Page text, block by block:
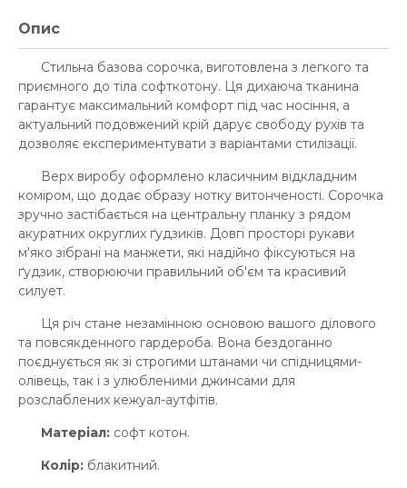
Опис
Стильна базова сорочка, виготовлена з легкого та
приємного до тіла софткотону. Ця дихаюча тканина
гарантує максимальний комфорт під час носіння, а
актуальний подовжений крій дарує свободу рухів та
дозволяє експериментувати з варіантами стилізації.
Верх виробу оформлено класичним відкладним
коміром, що додає образу нотку витонченості. Сорочка
зручно застібається на центральну планку з рядом
акуратних округлих ґудзиків. Довгі просторі рукави
м'яко зібрані на манжети, які надійно фіксуються на
ґудзик, створюючи правильний об'єм та красивий
силует.
Ця річ стане незамінною основою вашого ділового
та повсякденного гардероба. Вона бездоганно
поєднується як зі строгими штанами чи спідницями-
олівець, так і з улюбленими джинсами для
розслаблених кежуал-аутфітів.
Матеріал: софт котон.
Колір: блакитний.